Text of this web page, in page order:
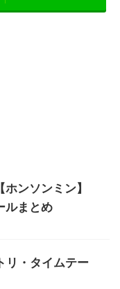
ンソンミン】
ルまとめ
・タイムテー